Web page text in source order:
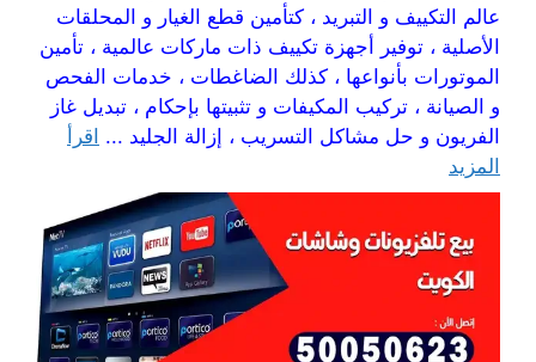
عالم التكييف و التبريد ، كتأمين قطع الغيار و المحلقات
الأصلية ، توفير أجهزة تكييف ذات ماركات عالمية ، تأمين
الموتورات بأنواعها ، كذلك الضاغطات ، خدمات الفحص
و الصيانة ، تركيب المكيفات و تثبيتها بإحكام ، تبديل غاز
الفريون و حل مشاكل التسريب ، إزالة الجليد ... اقرأ
المزيد